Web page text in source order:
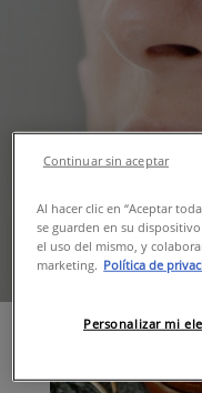
Al hacer clic en “Aceptar
se guarden en su
el uso del mismo, y
marketing. Política de
Personalizar mi
Continuar sin aceptar